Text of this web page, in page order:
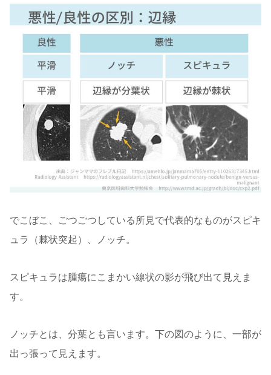
でこぼこ、ごつごつしている所見で代表的なものがスピキ
ュラ（棘状突起）、ノッチ。
スピキュラは腫瘍にこまかい線状の影が飛び出て見えま
す。
ノッチとは、分葉とも言います。下の図のように、一部が
出っ張って見えます。